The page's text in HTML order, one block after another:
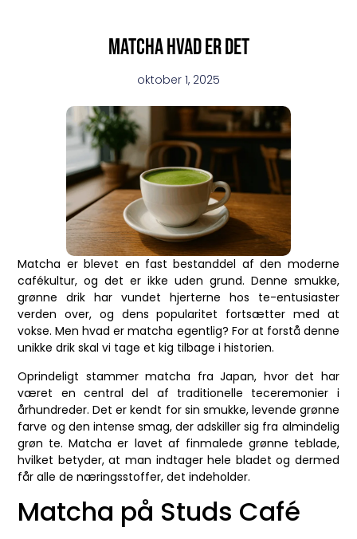
Matcha hvad er det
oktober 1, 2025
Matcha er blevet en fast bestanddel af den moderne
cafékultur, og det er ikke uden grund. Denne smukke,
grønne drik har vundet hjerterne hos te-entusiaster
verden over, og dens popularitet fortsætter med at
vokse. Men hvad er matcha egentlig? For at forstå denne
unikke drik skal vi tage et kig tilbage i historien.
Oprindeligt stammer matcha fra Japan, hvor det har
været en central del af traditionelle teceremonier i
århundreder. Det er kendt for sin smukke, levende grønne
farve og den intense smag, der adskiller sig fra almindelig
grøn te. Matcha er lavet af finmalede grønne teblade,
hvilket betyder, at man indtager hele bladet og dermed
får alle de næringsstoffer, det indeholder.
Matcha på Studs Café